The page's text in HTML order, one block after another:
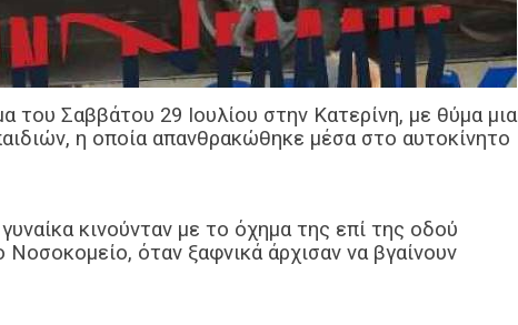
του Σαββάτου 29 Ιουλίου στην Κατερίνη, με θύμα μια
η οποία απανθρακώθηκε μέσα στο αυτοκίνητο
κινούνταν με το όχημα της επί της οδού
όταν ξαφνικά άρχισαν να βγαίνουν